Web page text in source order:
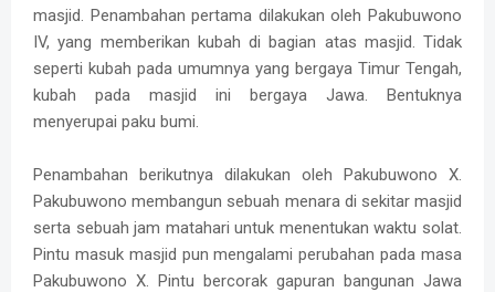
masjid. Penambahan pertama dilakukan oleh Pakubuwono
IV, yang memberikan kubah di bagian atas masjid. Tidak
seperti kubah pada umumnya yang bergaya Timur Tengah,
kubah pada masjid ini bergaya Jawa. Bentuknya
menyerupai paku bumi.
Penambahan berikutnya dilakukan oleh Pakubuwono X.
Pakubuwono membangun sebuah menara di sekitar masjid
serta sebuah jam matahari untuk menentukan waktu solat.
Pintu masuk masjid pun mengalami perubahan pada masa
Pakubuwono X. Pintu bercorak gapuran bangunan Jawa